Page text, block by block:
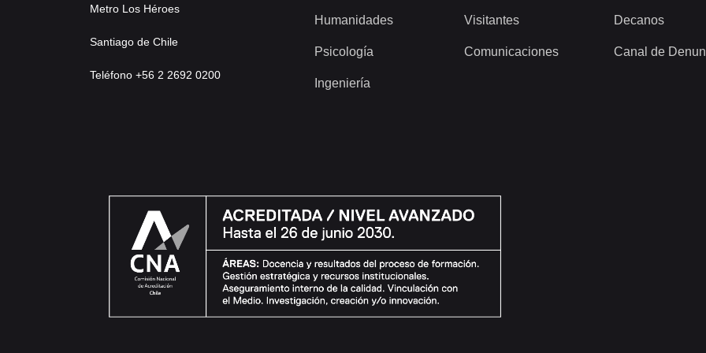
Metro Los Héroes
Santiago de Chile
Teléfono +56 2 2692 0200
Humanidades
Psicología
Ingeniería
Visitantes
Comunicaciones
Decanos
Canal de